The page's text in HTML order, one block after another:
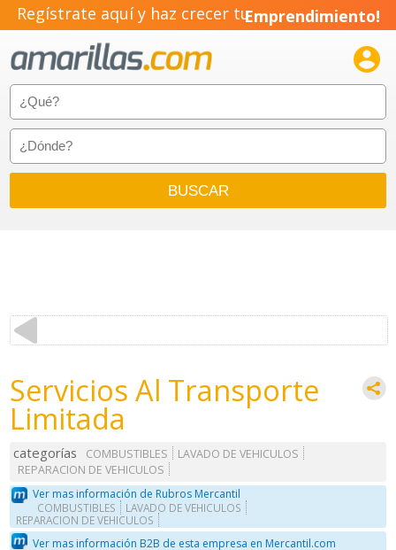
Regístrate aquí y haz crecer tuEmprendimiento!

Servicios Al Transporte
Limitada
categorías COMBUSTIBLES
LAVADO DE VEHICULOS
REPARACION DE VEHICULOS
Ver mas información de Rubros Mercantil
COMBUSTIBLES
LAVADO DE VEHICULOS
REPARACION DE VEHICULOS
Ver mas información B2B de esta empresa en Mercantil.com